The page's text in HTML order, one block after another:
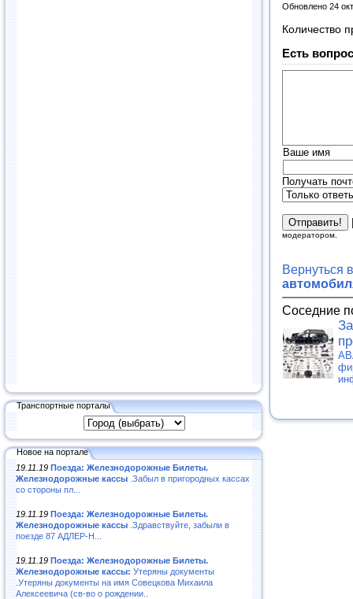
Транспортные порталы
Новое на портале
19.11.19 Поезда: Железнодорожные Билеты.
Железнодорожные кассы .Забыл в пригородных кассах
со стороны пл...
19.11.19 Поезда: Железнодорожные Билеты.
Железнодорожные кассы .Здравствуйте, забыли в
поезде 87 АДЛЕР-Н...
19.11.19 Поезда: Железнодорожные Билеты.
Железнодорожные кассы: Утеряны документы
.Утеряны документы на имя Совецкова Михаила
Алексеевича (св-во о рождении..
Обновлено 24
Количество
Есть
Ваше имя
Получать
модератором.
Вернуться
Соседние